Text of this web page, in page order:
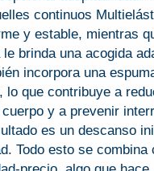
continuos
y estable, mientras
brinda una acogida
incorpora una
lo que contribuye a
y a prevenir
es un descanso
Todo esto se combina